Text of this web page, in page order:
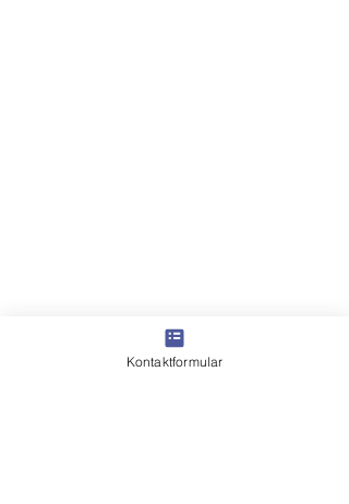
Kontaktformular